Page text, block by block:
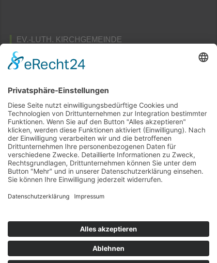
EV.-LUTH. KIRCHGEMEINDE
Pfarramts- und Friedhofsverwaltung
02689 Taubenheim / Spree
» Öffnungszeiten & Kontakt
Home
Sitemap
Disclaimer
Datenschutz Website
Impressum
Login